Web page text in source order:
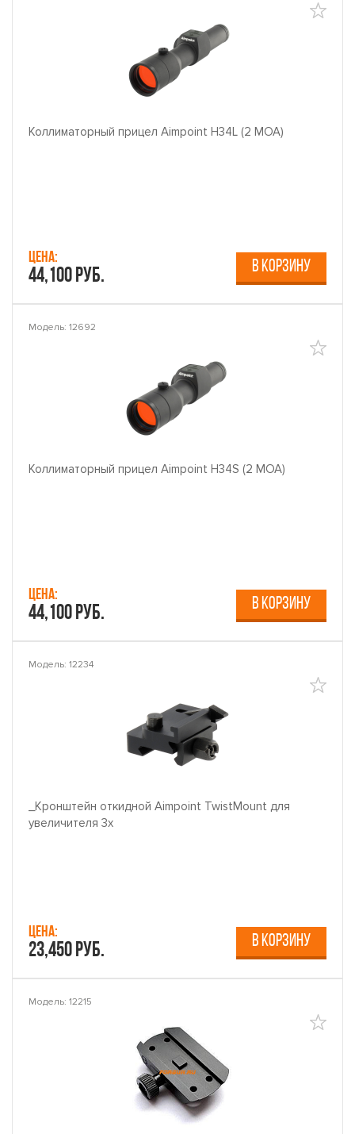
Коллиматорный прицел Aimpoint H34L (2 МОА)
Цена:
44,100 руб. В КОРЗИНУ
Модель: 12692
Коллиматорный прицел Aimpoint H34S (2 МОА)
Цена:
44,100 руб. В КОРЗИНУ
Модель: 12234
_Кронштейн откидной Aimpoint TwistMount для
увеличителя 3x
Цена:
23,450 руб. В КОРЗИНУ
Модель: 12215